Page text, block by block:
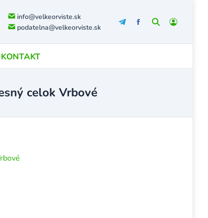
info@velkeorviste.sk
podatelna@velkeorviste.sk
Search:
KONTAKT
celok Vrbové